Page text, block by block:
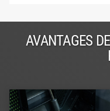
AVANTAGES